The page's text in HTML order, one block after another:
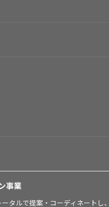
事業
タルで提案・コーディネート